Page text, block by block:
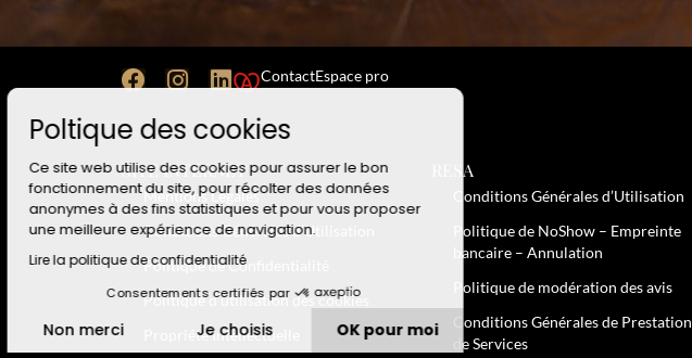
ContactEspace pro
SITE INTERNET
Mentions Légales
Conditions Générales d’Utilisation
Politique de Confidentialité
Politique d’utilisation des cookies
Propriété Intellectuelle
RESA
Conditions Générales d’Utilisation
Politique de NoShow – Empreinte
bancaire – Annulation
Politique de modération des avis
Conditions Générales de Prestation
de Services
Poltique des cookies
Ce site web utilise des cookies pour assurer le bon
fonctionnement du site, pour récolter des données
anonymes à des fins statistiques et pour vous proposer
une meilleure expérience de navigation.
Lire la politique de confidentialité
Consentements certifiés par
Non merci Je choisis OK pour moi